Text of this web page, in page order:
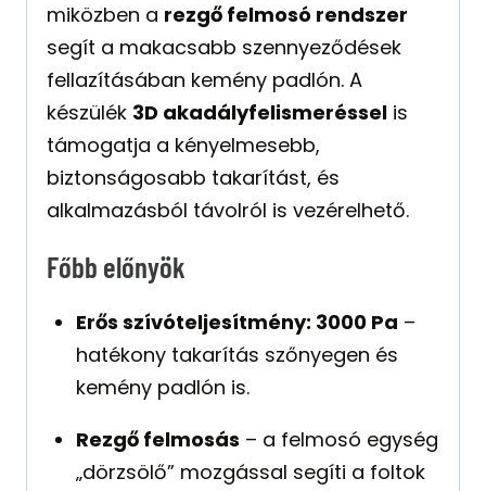
miközben a rezgő felmosó rendszer
segít a makacsabb szennyeződések
fellazításában kemény padlón. A
készülék 3D akadályfelismeréssel is
támogatja a kényelmesebb,
biztonságosabb takarítást, és
alkalmazásból távolról is vezérelhető.
Főbb előnyök
Erős szívóteljesítmény: 3000 Pa –
hatékony takarítás szőnyegen és
kemény padlón is.
Rezgő felmosás – a felmosó egység
„dörzsölő” mozgással segíti a foltok